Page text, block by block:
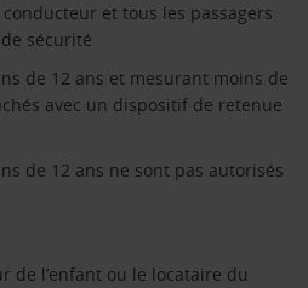
et tous les passagers
sécurité
de 12 ans et mesurant moins de
avec un dispositif de retenue
de 12 ans ne sont pas autorisés
de l’enfant ou le locataire du